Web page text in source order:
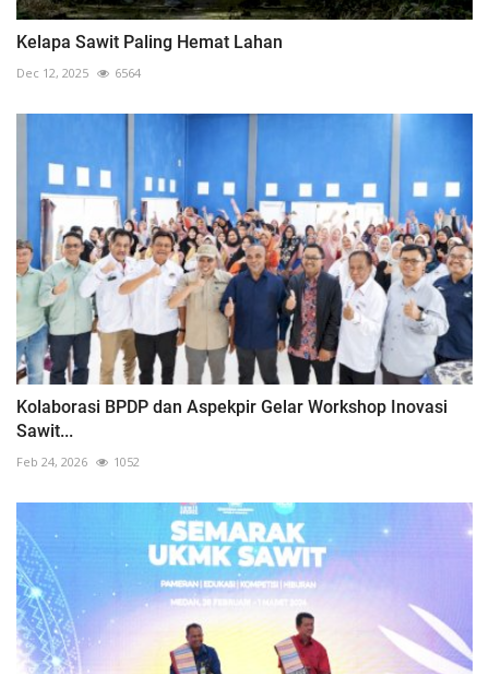
Kelapa Sawit Paling Hemat Lahan
Dec 12, 2025 6564
Kolaborasi BPDP dan Aspekpir Gelar Workshop Inovasi
Sawit...
Feb 24, 2026 1052